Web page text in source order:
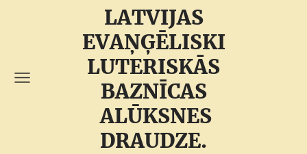
LATVIJAS
EVAŅĢĒLISKI
LUTERISKĀS
BAZNĪCAS
ALŪKSNES
DRAUDZE.